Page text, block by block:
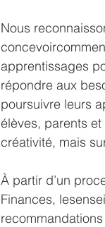
Nous
apprentissages
répondre aux
poursuivre leurs
élèves, parents
créativité, mais
À partir d’un
Finances,